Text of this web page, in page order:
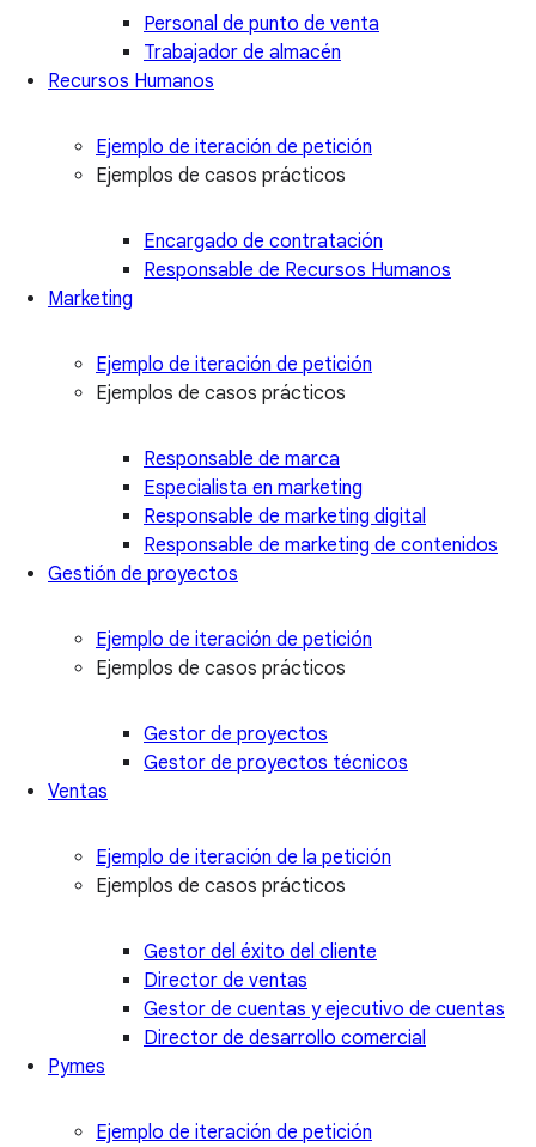
Personal de punto de venta
Trabajador de almacén
Recursos Humanos
Ejemplo de iteración de petición
Ejemplos de casos prácticos
Encargado de contratación
Responsable de Recursos Humanos
Marketing
Ejemplo de iteración de petición
Ejemplos de casos prácticos
Responsable de marca
Especialista en marketing
Responsable de marketing digital
Responsable de marketing de contenidos
Gestión de proyectos
Ejemplo de iteración de petición
Ejemplos de casos prácticos
Gestor de proyectos
Gestor de proyectos técnicos
Ventas
Ejemplo de iteración de la petición
Ejemplos de casos prácticos
Gestor del éxito del cliente
Director de ventas
Gestor de cuentas y ejecutivo de cuentas
Director de desarrollo comercial
Pymes
Ejemplo de iteración de petición